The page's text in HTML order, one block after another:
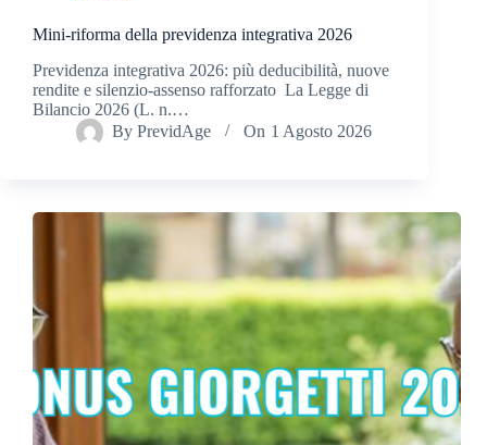
Mini-riforma della previdenza integrativa 2026
Previdenza integrativa 2026: più deducibilità, nuove
rendite e silenzio-assenso rafforzato La Legge di
Bilancio 2026 (L. n.…
By PrevidAge On 1 Agosto 2026